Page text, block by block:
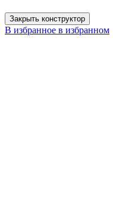
Закрыть конструктор
В избранное в избранном